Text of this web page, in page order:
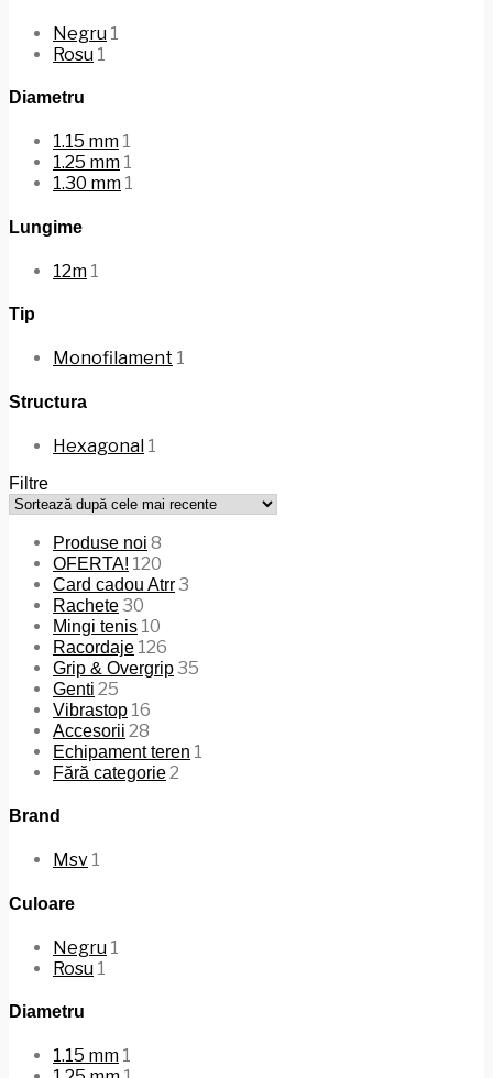
Negru 1
Rosu 1
Diametru
1.15 mm 1
1.25 mm 1
1.30 mm 1
Lungime
12m 1
Tip
Monofilament 1
Structura
Hexagonal 1
Filtre
Produse noi 8
OFERTA! 120
Card cadou Atrr3
Rachete30
Mingi tenis 10
Racordaje 126
Grip & Overgrip35
Genti 25
Vibrastop 16
Accesorii 28
Echipament teren 1
Fără categorie2
Brand
Msv 1
Culoare
Negru 1
Rosu 1
Diametru
1.15 mm 1